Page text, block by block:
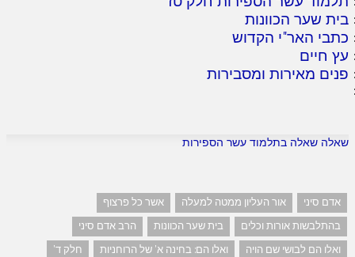
בית שער הכוונות
כתבי האר"י הקדוש
עץ חיים
פנים מאירות ומסבירות
שאלה שאלה בתלמוד עשר הספירות
אדם סיני אור העליון ממטה למעלה
אשר כל פרצוף
בהתלבשות אורות וכלים
בית שער הכוונות
הרב אדם סיני
ואלו הם לבושי שם הויה
ואלו הם: בחינה א' של הרוחניות
חלק ד'